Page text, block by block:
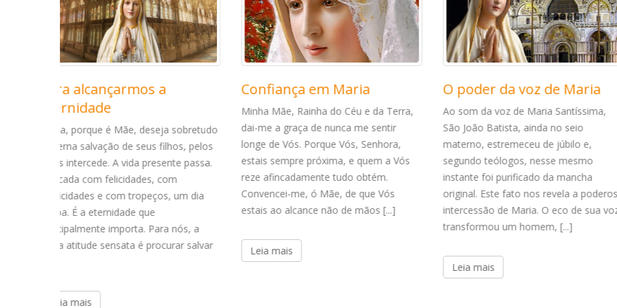
Confiança em Maria
Minha Mãe, Rainha do Céu e da Terra,
dai-me a graça de nunca me sentir
longe de Vós. Porque Vós, Senhora,
estais sempre próxima, e quem a Vós
reze afincadamente tudo obtém.
Convencei-me, ó Mãe, de que Vós
estais ao alcance não de mãos [...]
Leia mais
O poder da voz de Maria
Ao som da voz de Maria Santíssima,
São João Batista, ainda no seio
materno, estremeceu de júbilo e,
segundo teólogos, nesse mesmo
instante foi purificado da mancha
original. Este fato nos revela a poderosa
intercessão de Maria. O eco de sua voz
Prece contra o
individualismo
Ó minha Senhora e minha Mãe,
esta súplica desejo obter de
maternal e insondável
graças necessárias para corrigir
defeito que tanto lamento ter.
Considerando como o
uma atitude de alma oposta aos
adoráveis ensinamentos e
vosso [...]